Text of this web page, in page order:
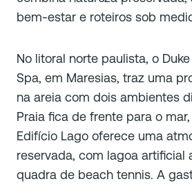
bem-estar e roteiros sob
No litoral norte paulista, o
Spa, em Maresias, traz uma
na areia com dois ambientes
Praia fica de frente para o
Edifício Lago oferece uma
reservada, com lagoa artificial
quadra de beach tennis. A